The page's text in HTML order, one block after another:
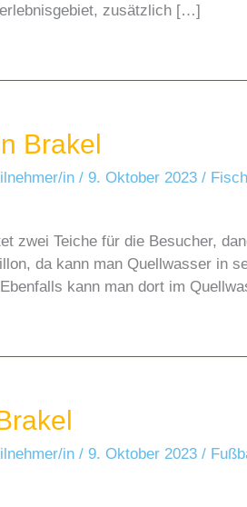
zusätzlich […]
Brakel
in / 9. Oktober 2023 /
zwei Teiche für die Besucher,
da kann man Quellwasser in
kann man dort im
in / 9. Oktober 2023 /